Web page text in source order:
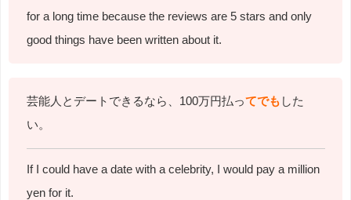
for a long time because the reviews are 5 stars and only
good things have been written about it.
芸能人とデートできるなら、100万円払ってでも した
い。
If I could have a date with a celebrity, I would pay a million
yen for it.